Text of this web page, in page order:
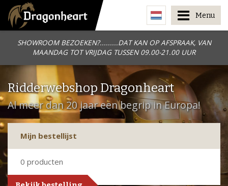
SHOWROOM BEZOEKEN?.........DAT KAN OP AFSPRAAK, VAN
MAANDAG TOT VRIJDAG TUSSEN 09.00-21.00 UUR
Menu
Ridderwebshop Dragonheart
Al meer dan 20 jaar een begrip in Europa!
Mijn bestellijst
0 producten